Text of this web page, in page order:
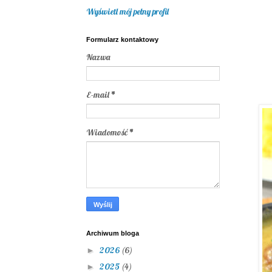
Wyświetl mój pełny profil
Formularz kontaktowy
Nazwa
E-mail*
Wiadomość*
Archiwum bloga
► 2026 (6)
► 2025 (4)